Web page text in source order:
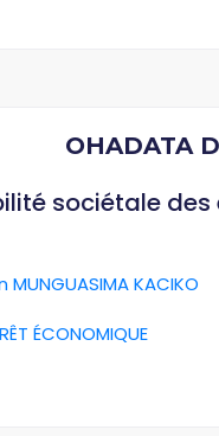
OHADATA
sociétale des
MUNGUASIMA KACIKO
ÉCONOMIQUE